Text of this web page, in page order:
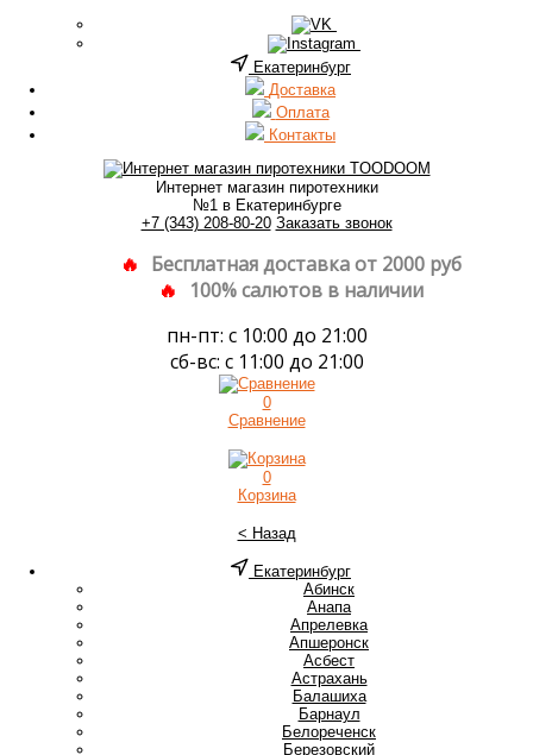
Екатеринбург
Доставка
Оплата
Контакты
Интернет магазин пиротехники
№1 в Екатеринбурге
+7 (343) 208-80-20 Заказать звонок
Бесплатная доставка от 2000 руб
100% салютов в наличии
пн-пт: с 10:00 до 21:00
сб-вс: с 11:00 до 21:00
0
Сравнение
0
Корзина
< Назад
Екатеринбург
Абинск
Анапа
Апрелевка
Апшеронск
Асбест
Астрахань
Балашиха
Барнаул
Белореченск
Березовский